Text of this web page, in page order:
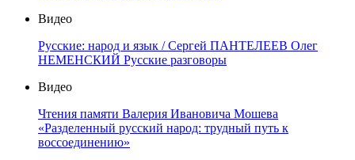
Видео
Русские: народ и язык / Сергей ПАНТЕЛЕЕВ Олег
НЕМЕНСКИЙ Русские разговоры
Видео
Чтения памяти Валерия Ивановича Мошева
«Разделенный русский народ: трудный путь к
воссоединению»